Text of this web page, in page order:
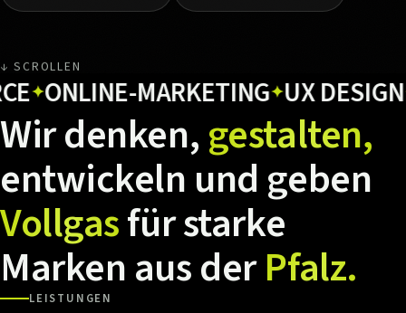
↓ SCROLLEN
MARKETING✦ UX DESIGN✦
Wirdenken,gestalten,
entwickeln und geben
Vollgasfürstarke
MarkenausderPfalz.
LEISTUNGEN